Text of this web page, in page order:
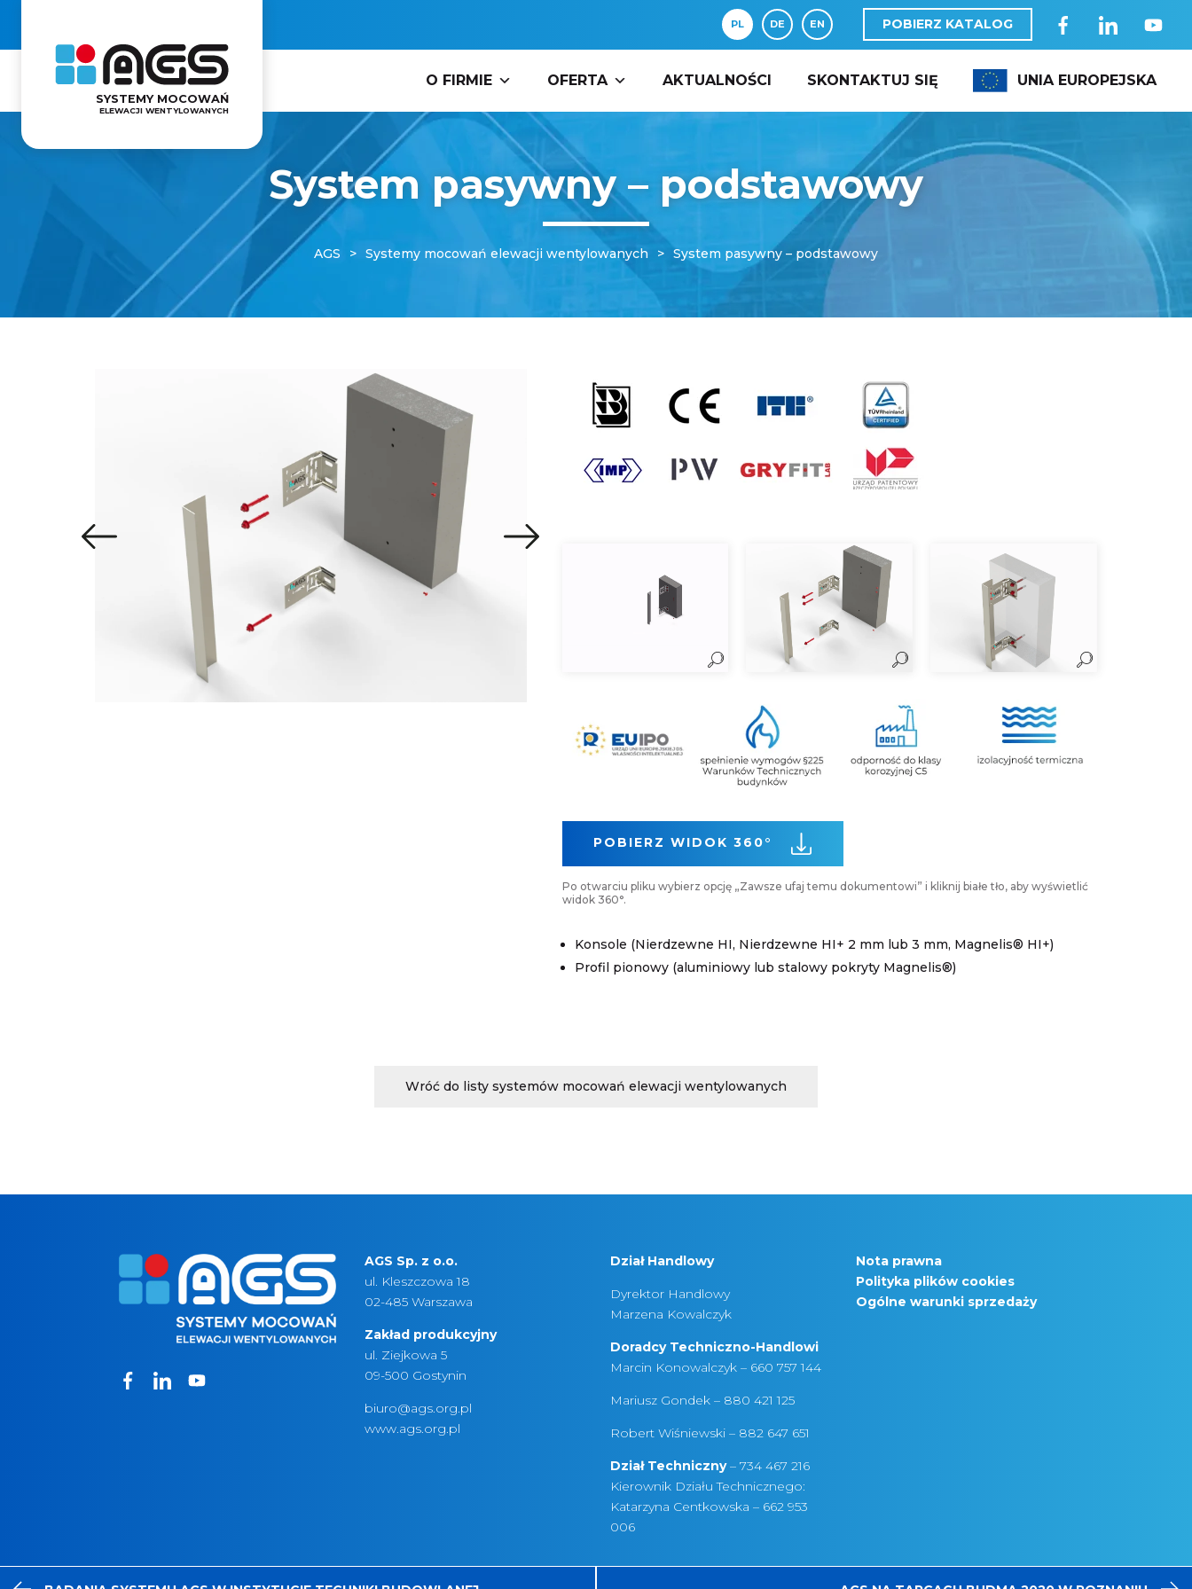
PL DE EN POBIERZ KATALOG
SYSTEMY MOCOWAŃ
ELEWACJI WENTYLOWANYCH
O FIRMIE OFERTA AKTUALNOŚCI SKONTAKTUJ SIĘ UNIA EUROPEJSKA
System pasywny – podstawowy
AGS Systemy mocowań elewacji wentylowanych System pasywny – podstawowy
POBIERZ WIDOK 360°
Konsole (Nierdzewne HI, Nierdzewne HI+ 2 mm lub 3 mm, Magnelis® HI+)
Profil pionowy (aluminiowy lub stalowy pokryty Magnelis®)
Wróć do listy systemów mocowań elewacji wentylowanych
AGS Sp. z o.o.
ul. Kleszczowa 18
02-485 Warszawa
Zakład produkcyjny
ul. Ziejkowa 5
09-500 Gostynin
biuro@ags.org.pl
www.ags.org.pl
Dział Handlowy
Dyrektor Handlowy
Marzena Kowalczyk
Doradcy Techniczno-Handlowi
Marcin Konowalczyk – 660 757 144
Mariusz Gondek – 880 421 125
Robert Wiśniewski – 882 647 651
Dział Techniczny–734 467 216
Kierownik Działu Technicznego:
Katarzyna Centkowska – 662 953
006
Nota prawna
Polityka plików cookies
Ogólne warunki sprzedaży